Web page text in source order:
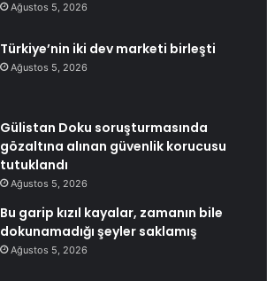
Ağustos 5, 2026
Türkiye’nin iki dev marketi birleşti
Ağustos 5, 2026
Gülistan Doku soruşturmasında
gözaltına alınan güvenlik korucusu
tutuklandı
Ağustos 5, 2026
Bu garip kızıl kayalar, zamanın bile
dokunamadığı şeyler saklamış
Ağustos 5, 2026